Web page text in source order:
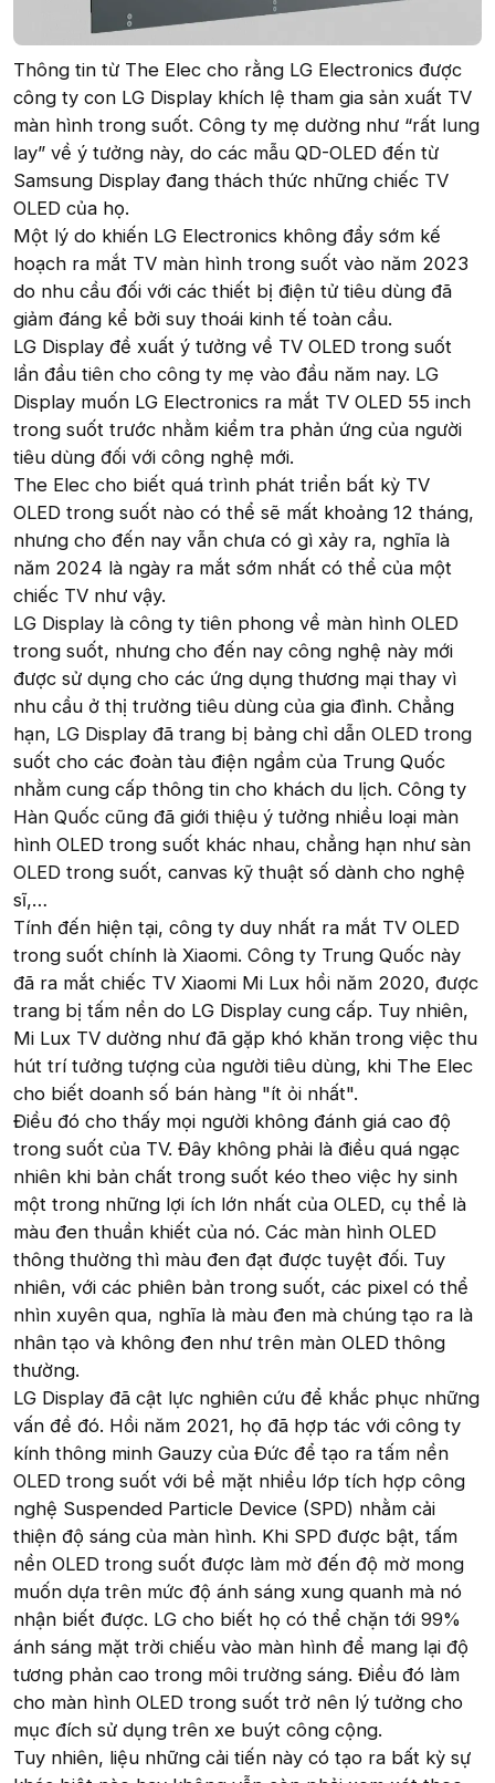
Thông tin từ The Elec cho rằng LG Electronics được
công ty con LG Display khích lệ tham gia sản xuất TV
màn hình trong suốt. Công ty mẹ dường như “rất lung
lay” về ý tưởng này, do các mẫu QD-OLED đến từ
Samsung Display đang thách thức những chiếc TV
OLED của họ.
Một lý do khiến LG Electronics không đẩy sớm kế
hoạch ra mắt TV màn hình trong suốt vào năm 2023
do nhu cầu đối với các thiết bị điện tử tiêu dùng đã
giảm đáng kể bởi suy thoái kinh tế toàn cầu.
LG Display đề xuất ý tưởng về TV OLED trong suốt
lần đầu tiên cho công ty mẹ vào đầu năm nay. LG
Display muốn LG Electronics ra mắt TV OLED 55 inch
trong suốt trước nhằm kiểm tra phản ứng của người
tiêu dùng đối với công nghệ mới.
The Elec cho biết quá trình phát triển bất kỳ TV
OLED trong suốt nào có thể sẽ mất khoảng 12 tháng,
nhưng cho đến nay vẫn chưa có gì xảy ra, nghĩa là
năm 2024 là ngày ra mắt sớm nhất có thể của một
chiếc TV như vậy.
LG Display là công ty tiên phong về màn hình OLED
trong suốt, nhưng cho đến nay công nghệ này mới
được sử dụng cho các ứng dụng thương mại thay vì
nhu cầu ở thị trường tiêu dùng của gia đình. Chẳng
hạn, LG Display đã trang bị bảng chỉ dẫn OLED trong
suốt cho các đoàn tàu điện ngầm của Trung Quốc
nhằm cung cấp thông tin cho khách du lịch. Công ty
Hàn Quốc cũng đã giới thiệu ý tưởng nhiều loại màn
hình OLED trong suốt khác nhau, chẳng hạn như sàn
OLED trong suốt, canvas kỹ thuật số dành cho nghệ
sĩ,…
Tính đến hiện tại, công ty duy nhất ra mắt TV OLED
trong suốt chính là Xiaomi. Công ty Trung Quốc này
đã ra mắt chiếc TV Xiaomi Mi Lux hồi năm 2020, được
trang bị tấm nền do LG Display cung cấp. Tuy nhiên,
Mi Lux TV dường như đã gặp khó khăn trong việc thu
hút trí tưởng tượng của người tiêu dùng, khi The Elec
cho biết doanh số bán hàng "ít ỏi nhất".
Điều đó cho thấy mọi người không đánh giá cao độ
trong suốt của TV. Đây không phải là điều quá ngạc
nhiên khi bản chất trong suốt kéo theo việc hy sinh
một trong những lợi ích lớn nhất của OLED, cụ thể là
màu đen thuần khiết của nó. Các màn hình OLED
thông thường thì màu đen đạt được tuyệt đối. Tuy
nhiên, với các phiên bản trong suốt, các pixel có thể
nhìn xuyên qua, nghĩa là màu đen mà chúng tạo ra là
nhân tạo và không đen như trên màn OLED thông
thường.
LG Display đã cật lực nghiên cứu để khắc phục những
vấn đề đó. Hồi năm 2021, họ đã hợp tác với công ty
kính thông minh Gauzy của Đức để tạo ra tấm nền
OLED trong suốt với bề mặt nhiều lớp tích hợp công
nghệ Suspended Particle Device (SPD) nhằm cải
thiện độ sáng của màn hình. Khi SPD được bật, tấm
nền OLED trong suốt được làm mờ đến độ mờ mong
muốn dựa trên mức độ ánh sáng xung quanh mà nó
nhận biết được. LG cho biết họ có thể chặn tới 99%
ánh sáng mặt trời chiếu vào màn hình để mang lại độ
tương phản cao trong môi trường sáng. Điều đó làm
cho màn hình OLED trong suốt trở nên lý tưởng cho
mục đích sử dụng trên xe buýt công cộng.
Tuy nhiên, liệu những cải tiến này có tạo ra bất kỳ sự